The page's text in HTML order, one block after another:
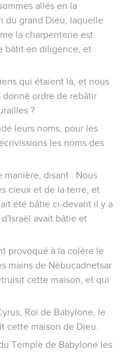
allés en la
du grand Dieu, laquelle
la charpenterie est
bâtit en diligence, et
qui étaient là, et nous
donné ordre de rebâtir
?
leurs noms, pour les
les noms des
manière, disant : Nous
cieux et de la terre, et
été bâtie ci-devant il y a
avait bâtie et
provoqué à la colère le
mains de Nébucadnetsar
cette maison, et qui
Roi de Babylone, le
cette maison de Dieu.
Temple de Babylone les